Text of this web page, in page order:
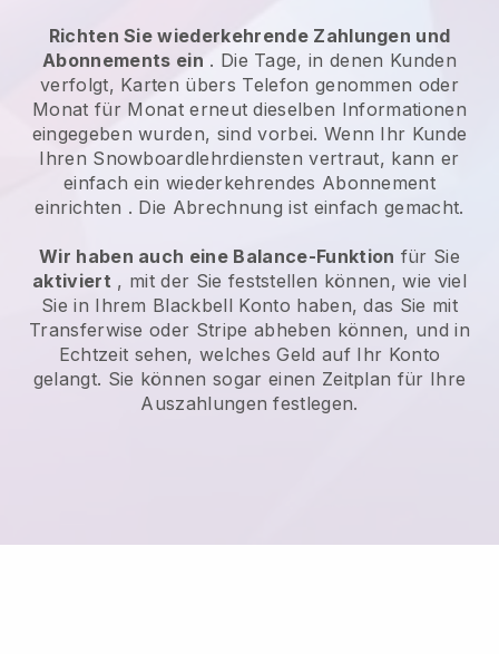
Richten Sie wiederkehrende Zahlungen und
Abonnements ein . Die Tage, in denen Kunden
verfolgt, Karten übers Telefon genommen oder
Monat für Monat erneut dieselben Informationen
eingegeben wurden, sind vorbei. Wenn Ihr Kunde
Ihren Snowboardlehrdiensten vertraut, kann er
einfach ein wiederkehrendes Abonnement
einrichten . Die Abrechnung ist einfach gemacht.
Wir haben auch eine Balance-Funktion für Sie
aktiviert , mit der Sie feststellen können, wie viel
Sie in Ihrem Blackbell Konto haben, das Sie mit
Transferwise oder Stripe abheben können, und in
Echtzeit sehen, welches Geld auf Ihr Konto
gelangt. Sie können sogar einen Zeitplan für Ihre
Auszahlungen festlegen.